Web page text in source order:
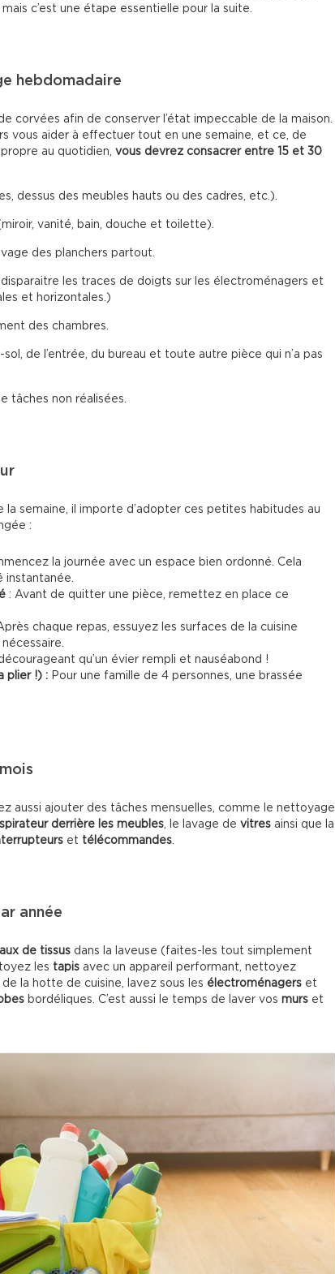
c’est une étape essentielle pour la suite.
hebdomadaire
corvées afin de conserver l’état impeccable de la maison.
vous aider à effectuer tout en une semaine, et ce, de
au quotidien, vous devrez consacrer entre 15 et 30
dessus des meubles hauts ou des cadres, etc.).
vanité, bain, douche et toilette).
des planchers partout.
les traces de doigts sur les électroménagers et
et horizontales.)
des chambres.
de l’entrée, du bureau et toute autre pièce qui n’a pas
tâches non réalisées.
semaine, il importe d’adopter ces petites habitudes au
:
la journée avec un espace bien ordonné. Cela
instantanée.
: Avant de quitter une pièce, remettez en place ce
chaque repas, essuyez les surfaces de la cuisine
qu’un évier rempli et nauséabond !
plier !) : Pour une famille de 4 personnes, une brassée
aussi ajouter des tâches mensuelles, comme le nettoyage
derrière les meubles, le lavage de vitres ainsi que la
et télécommandes.
année
de tissus dans la laveuse (faites-les tout simplement
les tapis avec un appareil performant, nettoyez
la hotte de cuisine, lavez sous les électroménagers et
bordéliques. C’est aussi le temps de laver vos murs et